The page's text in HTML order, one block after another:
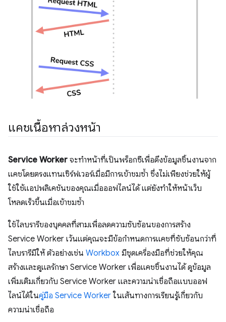
แคชเนื้อหาล่วงหน้า
Service Worker จะทำหน้าที่เป็นพร็อกซีเพื่อดึงข้อมูลชิ้นงานจาก
แคชโดยตรงแทนเซิร์ฟเวอร์เมื่อมีการเข้าชมซ้ำ ซึ่งไม่เพียงช่วยให้ผู้
ใช้ใช้แอปพลิเคชันของคุณเมื่อออฟไลน์ได้ แต่ยังทำให้หน้าเว็บ
โหลดเร็วขึ้นเมื่อเข้าชมซ้ำ
ใช้ไลบรารีของบุคคลที่สามเพื่อลดความซับซ้อนของการสร้าง
Service Worker เว้นแต่คุณจะมีข้อกำหนดการแคชที่ซับซ้อนกว่าที่
ไลบรารีมีให้ ตัวอย่างเช่น Workbox มีชุดเครื่องมือที่ช่วยให้คุณ
สร้างและดูแลรักษา Service Worker เพื่อแคชชิ้นงานได้ ดูข้อมูล
เพิ่มเติมเกี่ยวกับ Service Worker และความน่าเชื่อถือแบบออฟ
ไลน์ได้ในคู่มือ Service Worker ในเส้นทางการเรียนรู้เกี่ยวกับ
ความน่าเชื่อถือ